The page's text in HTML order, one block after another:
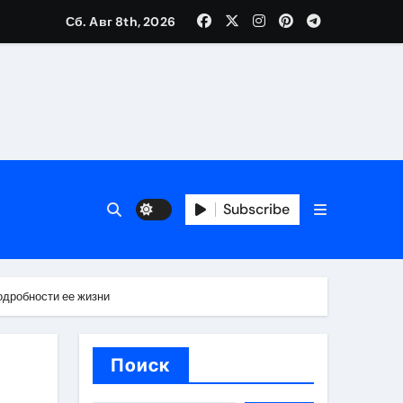
ресниц и депиляции
Сб. Авг 8th, 2026
Subscribe
ее жизни
Поиск